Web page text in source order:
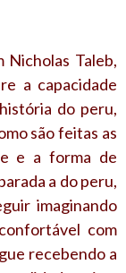
Nicholas Taleb,
a capacidade
do peru,
são feitas as
e a forma de
a do peru,
imaginando
com
recebendo a